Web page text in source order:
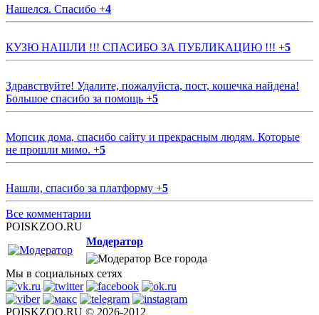
Нашелся. Спасибо +4
КУЗЮ НАШЛИ !!! СПАСИБО ЗА ПУБЛИКАЦИЮ !!! +5
Здравствуйте! Удалите, пожалуйста, пост, кошечка найдена!
Большое спасибо за помощь +5
Мопсик дома, спасибо сайту и прекрасным людям. Которые
не прошли мимо. +5
Нашли, спасибо за платформу +5
Все комментарии
POISKZOO.RU
Модератор
Все города
Мы в социальных сетях
POISKZOO.RU © 2026-2012